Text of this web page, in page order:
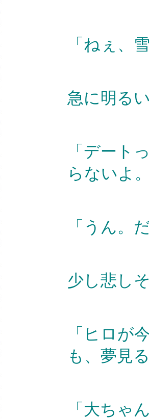
「ねぇ、
急に明る
「デート
らないよ
「うん。
少し悲し
「ヒロが
も、夢見
「大ちゃ